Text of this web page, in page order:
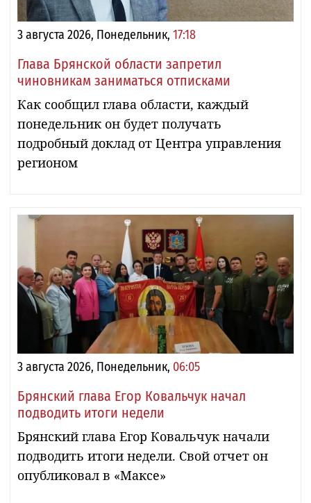
3 августа 2026, Понедельник, 17:18
Глава Брянской области запретил
чиновникам заниматься отписками
Как сообщил глава области, каждый
понедельник он будет получать
подробный доклад от Центра управления
регионом
3 августа 2026, Понедельник, 06:05
Брянский глава Егор Ковальчук начал
подводить итоги недели
Брянский глава Егор Ковальчук начали
подводить итоги недели. Свой отчет он
опубликовал в «Максе»